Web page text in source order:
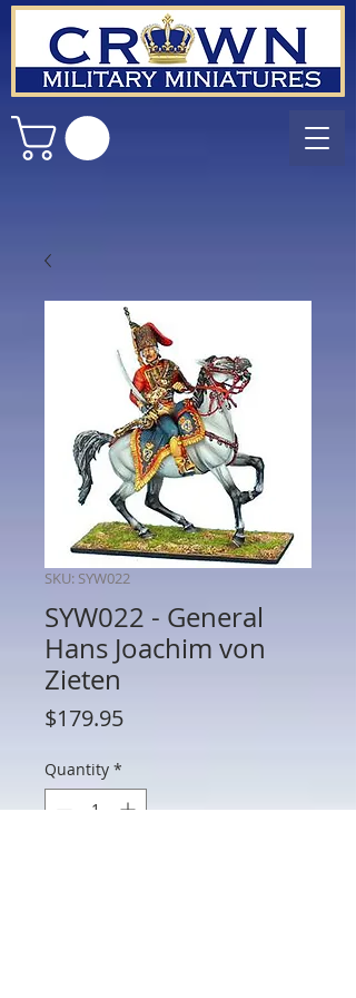
SKU: SYW022
SYW022 - General
Hans Joachim von
Zieten
$179.95Price
Quantity *